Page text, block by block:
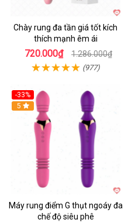
Chày rung đa tần giá tốt kích
thích mạnh êm ái
720.000₫ 1.286.000₫
(977)
-33%
Hot
5
Máy rung điểm G thụt ngoáy đa
chế độ siêu phê